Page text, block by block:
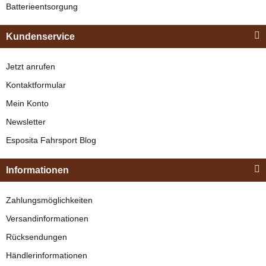
Zilco
Sprungriemen
20,95 €
"Shettyglück"
Braun
329,00 €*
Batterieentsorgung
Kundenservice
Jetzt anrufen
Kontaktformular
Mein Konto
Newsletter
Esposita Fahrsport Blog
Informationen
Zahlungsmöglichkeiten
Versandinformationen
Rücksendungen
Händlerinformationen